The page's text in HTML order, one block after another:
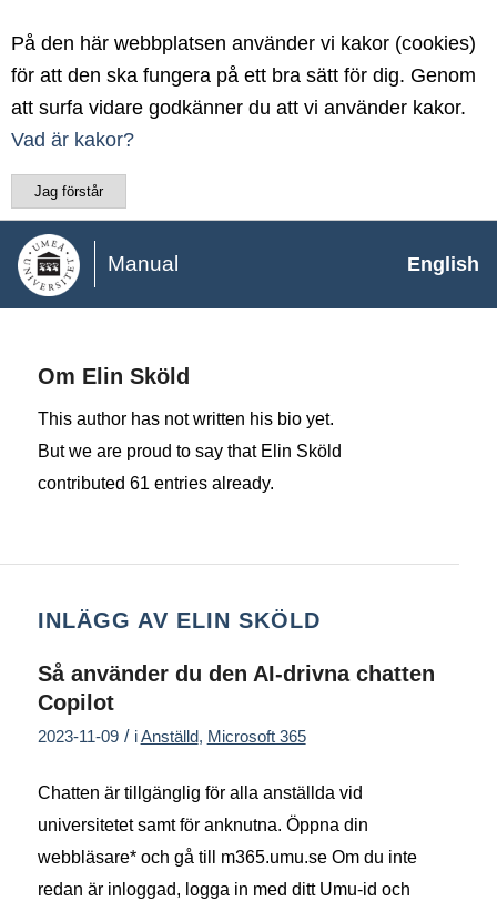
På den här webbplatsen använder vi kakor (cookies)
för att den ska fungera på ett bra sätt för dig. Genom
att surfa vidare godkänner du att vi använder kakor.
Vad är kakor?
Jag förstår
Manual English
Om Elin Sköld
This author has not written his bio yet.
But we are proud to say that Elin Sköld
contributed 61 entries already.
INLÄGG AV ELIN SKÖLD
Så använder du den AI-drivna chatten
Copilot
2023-11-09 / iAnställd, Microsoft 365
Chatten är tillgänglig för alla anställda vid
universitetet samt för anknutna. Öppna din
webbläsare* och gå till m365.umu.se Om du inte
redan är inloggad, logga in med ditt Umu-id och